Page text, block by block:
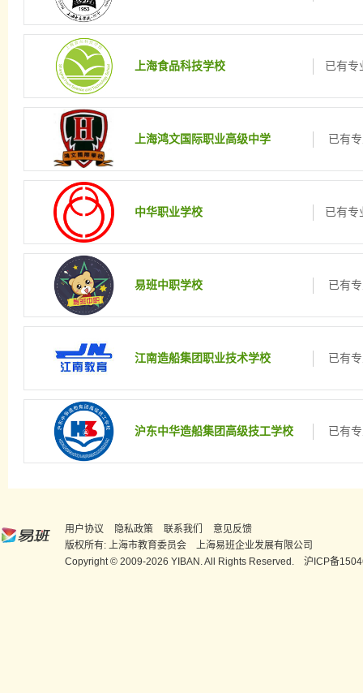
上海食品科技学校 已有专
上海鸿文国际职业高级中学 已有
中华职业学校 已有专
易班中职学校 已有
江南造船集团职业技术学校 已有
沪东中华造船集团高级技工学校 已有
用户协议 隐私政策 联系我们
意见反馈
版权所有: 上海市教育委员会 上海易班企业发展有限公司
Copyright © 2009-2026 YIBAN. All Rights Reserved. 沪ICP备